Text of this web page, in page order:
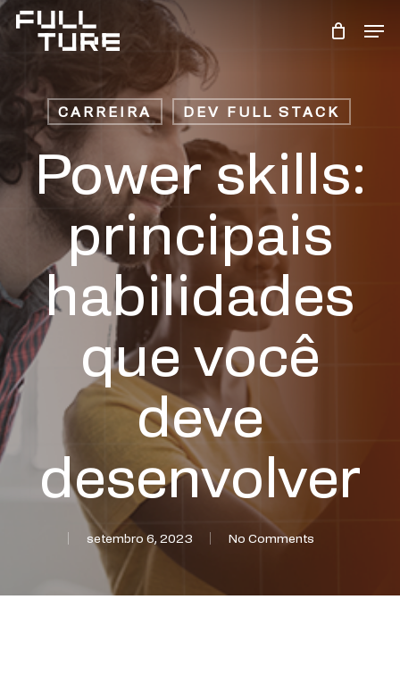
Skip
content
CARREIRA DEV FULL STACK
Power skills:
principais
habilidades
que você
deve
desenvolver
setembro 6, 2023 No Comments